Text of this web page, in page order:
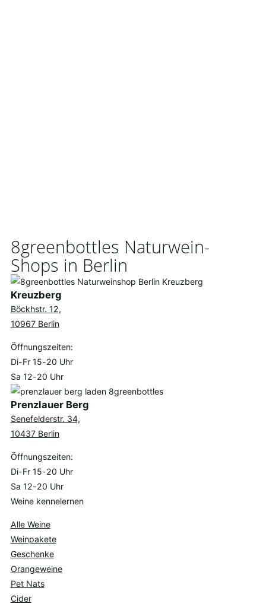
8greenbottles Naturwein-
Shops in Berlin
Kreuzberg
Böckhstr. 12,
10967 Berlin
Öffnungszeiten:
Di-Fr 15-20 Uhr
Sa 12-20 Uhr
Prenzlauer Berg
Senefelderstr. 34,
10437 Berlin
Öffnungszeiten:
Di-Fr 15-20 Uhr
Sa 12-20 Uhr
Weine kennelernen
Alle Weine
Weinpakete
Geschenke
Orangeweine
Pet Nats
Cider